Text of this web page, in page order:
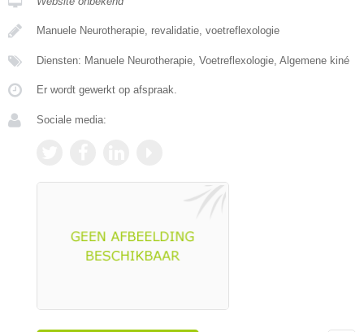
Manuele Neurotherapie, revalidatie, voetreflexologie
Diensten: Manuele Neurotherapie, Voetreflexologie, Algemene kiné
Er wordt gewerkt op afspraak.
Sociale media: